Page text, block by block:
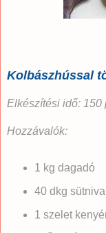
Kolbászhússal
Elkészítési idő: 150
Hozzávalók:
1 kg dagadó
40 dkg
1 szelet